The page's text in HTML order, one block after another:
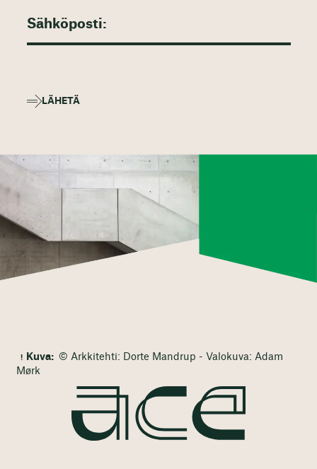
LÄHETÄ
Kuva: © Arkkitehti: Dorte Mandrup - Valokuva: Adam
Mørk